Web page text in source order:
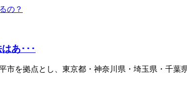
あ･･･
市を拠点とし、東京都・神奈川県・埼玉県・千